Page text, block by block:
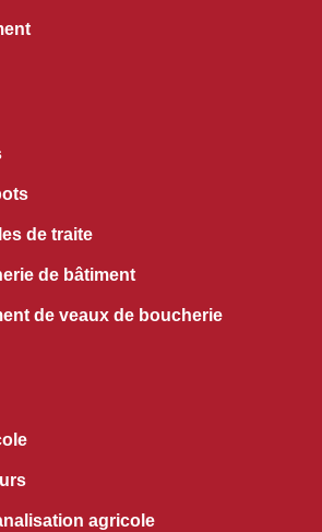
de traite
de bâtiment
de veaux de boucherie
agricole